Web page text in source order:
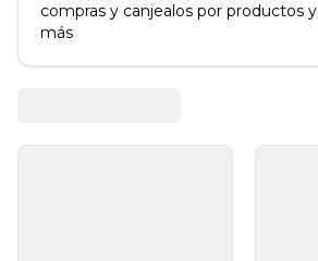
compras y canjealos por productos y
más